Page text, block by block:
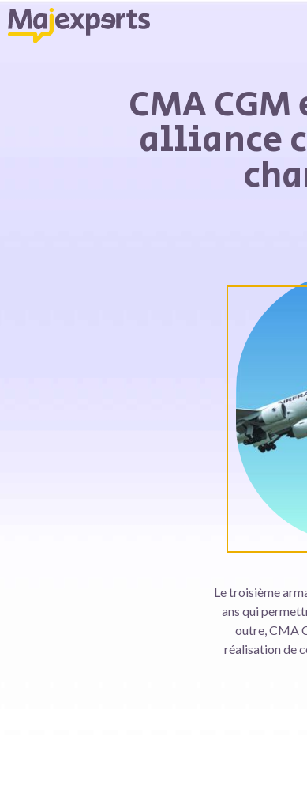
CMA
alliance
Le troisième
ans qui
outre, CMA
réalisation de